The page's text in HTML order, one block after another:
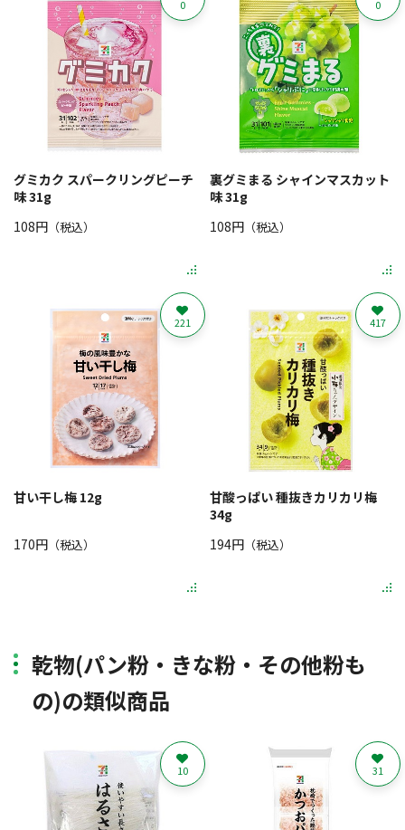
グミカク スパークリングピーチ
味 31g
108円 （税込）
0
裏グミまる シャインマスカット
味 31g
108円（税込）
0
甘い干し梅 12g
170円 （税込）
221
甘酸っぱい 種抜きカリカリ梅
34g
194円（税込）
417
乾物(パン粉・きな粉・その他粉も
の)の類似商品
10 31